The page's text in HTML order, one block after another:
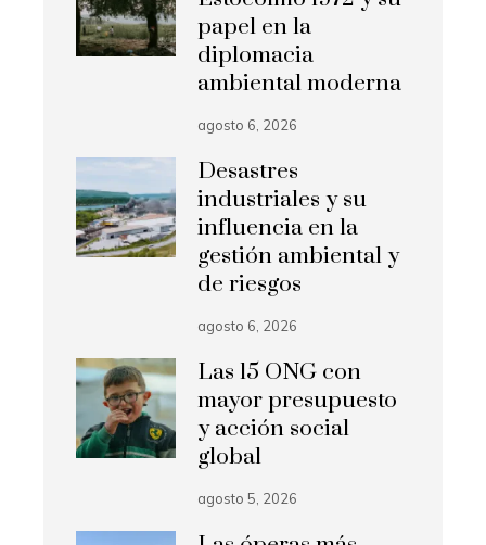
papel en la
diplomacia
ambiental moderna
agosto 6, 2026
Desastres
industriales y su
influencia en la
gestión ambiental y
de riesgos
agosto 6, 2026
Las 15 ONG con
mayor presupuesto
y acción social
global
agosto 5, 2026